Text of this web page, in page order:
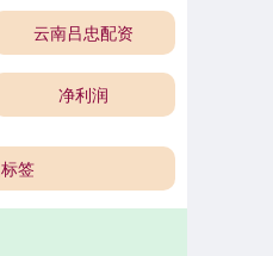
云南吕忠配资
净利润
签